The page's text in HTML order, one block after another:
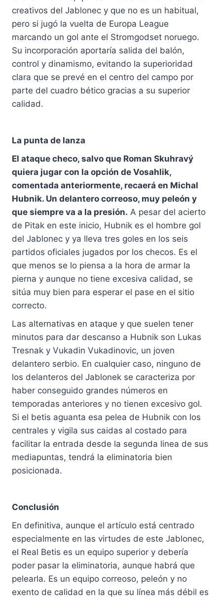
creativos del Jablonec y que no es un habitual,
pero si jugó la vuelta de Europa League
marcando un gol ante el Stromgodset noruego.
Su incorporación aportaría salida del balón,
control y dinamismo, evitando la superioridad
clara que se prevé en el centro del campo por
parte del cuadro bético gracias a su superior
calidad.
La punta de lanza
El ataque checo, salvo que Roman Skuhravý
quiera jugar con la opción de Vosahlik,
comentada anteriormente, recaerá en Michal
Hubnik. Un delantero correoso, muy peleón y
que siempre va a la presión. A pesar del acierto
de Pitak en este inicio, Hubnik es el hombre gol
del Jablonec y ya lleva tres goles en los seis
partidos oficiales jugados por los checos. Es el
que menos se lo piensa a la hora de armar la
pierna y aunque no tiene excesiva calidad, se
sitúa muy bien para esperar el pase en el sitio
correcto.
Las alternativas en ataque y que suelen tener
minutos para dar descanso a Hubnik son Lukas
Tresnak y Vukadin Vukadinovic, un joven
delantero serbio. En cualquier caso, ninguno de
los delanteros del Jablonek se caracteriza por
haber conseguido grandes números en
temporadas anteriores y no tienen excesivo gol.
Si el betis aguanta esa pelea de Hubnik con los
centrales y vigila sus caidas al costado para
facilitar la entrada desde la segunda linea de sus
mediapuntas, tendrá la eliminatoria bien
posicionada.
Conclusión
En definitiva, aunque el artículo está centrado
especialmente en las virtudes de este Jablonec,
el Real Betis es un equipo superior y debería
poder pasar la eliminatoria, aunque habrá que
pelearla. Es un equipo correoso, peleón y no
exento de calidad en la que su línea más débil es